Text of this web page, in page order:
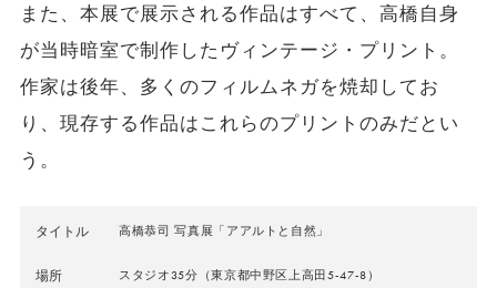
また、本展で展示される作品はすべて、高橋自身
が当時暗室で制作したヴィンテージ・プリント。
作家は後年、多くのフィルムネガを焼却してお
り、現存する作品はこれらのプリントのみだとい
う。
タイトル 高橋恭司 写真展「アアルトと自然」
場所 スタジオ35分（東京都中野区上高田5-47-8）